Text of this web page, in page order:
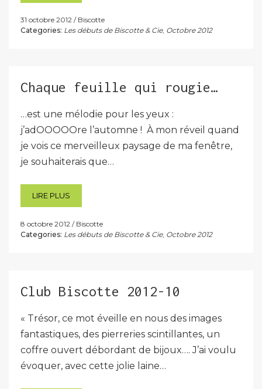
31 octobre 2012
Biscotte
Categories: Les débuts de Biscotte & Cie, Octobre 2012
Chaque feuille qui rougie…
…est une mélodie pour les yeux :
j’adOOOOOre l’automne ! À mon réveil quand
je vois ce merveilleux paysage de ma fenêtre,
je souhaiterais que…
LIRE PLUS
8 octobre 2012
Biscotte
Categories: Les débuts de Biscotte & Cie, Octobre 2012
Club Biscotte 2012-10
« Trésor, ce mot éveille en nous des images
fantastiques, des pierreries scintillantes, un
coffre ouvert débordant de bijoux…. J’ai voulu
évoquer, avec cette jolie laine…